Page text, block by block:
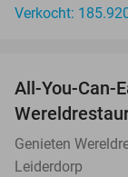
Verkocht:
All-You-Can-
Genieten
Leiderdorp